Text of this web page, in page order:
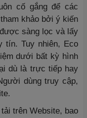
cố gắng để các
khảo bởi ý kiến
sàng lọc và lấy
tín. Tuy nhiên, Eco
dưới bất kỳ hình
dù là trực tiếp hay
dùng truy cập,
trên Website, bao